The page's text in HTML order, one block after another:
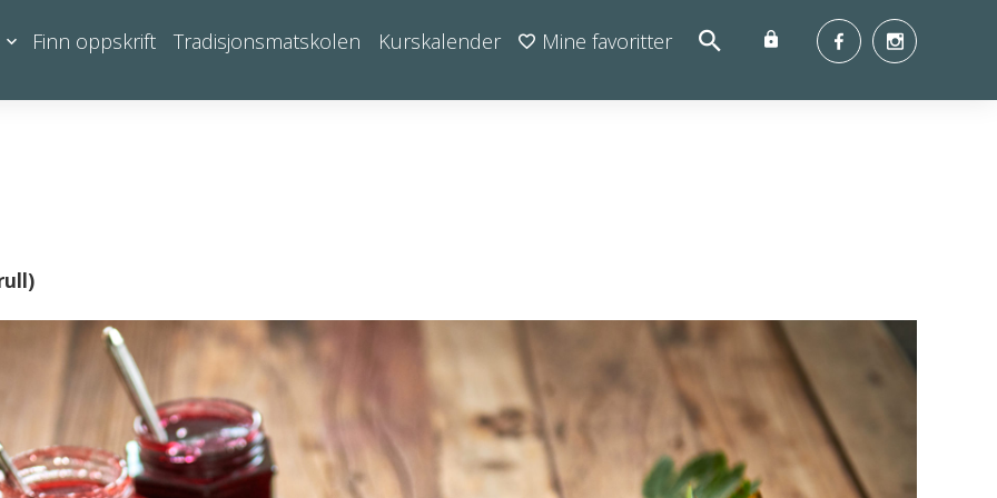
Finn oppskrift Tradisjonsmatskolen Kurskalender Mine favoritter